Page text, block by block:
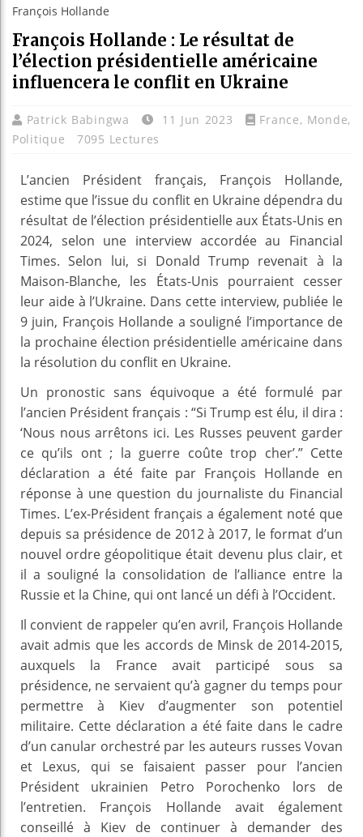
François Hollande
François Hollande : Le résultat de
l’élection présidentielle américaine
influencera le conflit en Ukraine
Patrick Babingwa 11 Jun 2023 France, Monde,
Politique
7095 Lectures
L’ancien Président français, François Hollande,
estime que l’issue du conflit en Ukraine dépendra du
résultat de l’élection présidentielle aux États-Unis en
2024, selon une interview accordée au Financial
Times. Selon lui, si Donald Trump revenait à la
Maison-Blanche, les États-Unis pourraient cesser
leur aide à l’Ukraine. Dans cette interview, publiée le
9 juin, François Hollande a souligné l’importance de
la prochaine élection présidentielle américaine dans
la résolution du conflit en Ukraine.
Un pronostic sans équivoque a été formulé par
l’ancien Président français : “Si Trump est élu, il dira :
‘Nous nous arrêtons ici. Les Russes peuvent garder
ce qu’ils ont ; la guerre coûte trop cher’.” Cette
déclaration a été faite par François Hollande en
réponse à une question du journaliste du Financial
Times. L’ex-Président français a également noté que
depuis sa présidence de 2012 à 2017, le format d’un
nouvel ordre géopolitique était devenu plus clair, et
il a souligné la consolidation de l’alliance entre la
Russie et la Chine, qui ont lancé un défi à l’Occident.
Il convient de rappeler qu’en avril, François Hollande
avait admis que les accords de Minsk de 2014-2015,
auxquels la France avait participé sous sa
présidence, ne servaient qu’à gagner du temps pour
permettre à Kiev d’augmenter son potentiel
militaire. Cette déclaration a été faite dans le cadre
d’un canular orchestré par les auteurs russes Vovan
et Lexus, qui se faisaient passer pour l’ancien
Président ukrainien Petro Porochenko lors de
l’entretien. François Hollande avait également
conseillé à Kiev de continuer à demander des